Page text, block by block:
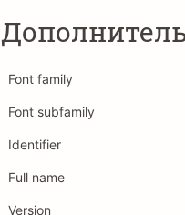
Font family
Font subfamily
Identifier
Full name
Version